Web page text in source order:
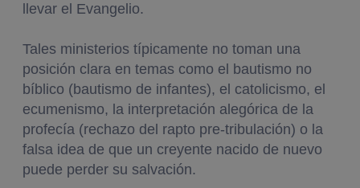
llevar el Evangelio.
Tales ministerios típicamente no toman una
posición clara en temas como el bautismo no
bíblico (bautismo de infantes), el catolicismo, el
ecumenismo, la interpretación alegórica de la
profecía (rechazo del rapto pre-tribulación) o la
falsa idea de que un creyente nacido de nuevo
puede perder su salvación.